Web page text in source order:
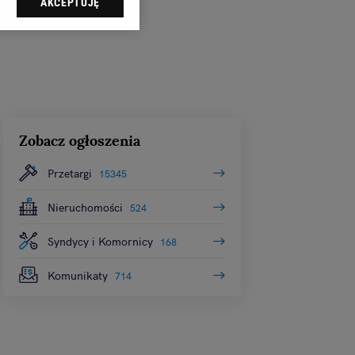
Zobacz ogłoszenia
Przetargi 15345
Nieruchomości 524
Syndycy i Komornicy 168
Komunikaty 714
do sekcji
identyfikacji.
pomiar reklam i